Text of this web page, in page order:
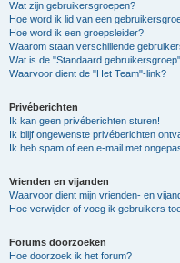
Wat zijn gebruikersgroepen?
Hoe word ik lid van een
Hoe word ik een groepsleider?
Waarom staan verschillende
Wat is de "Standaard
Waarvoor dient de "Het Team"-link?
Privéberichten
Ik kan geen privéberichten sturen!
Ik blijf ongewenste privéberichten
Ik heb spam of een e-mail met
Vrienden en vijanden
Waarvoor dient mijn vrienden- en
Hoe verwijder of voeg ik gebruikers
Forums doorzoeken
Hoe doorzoek ik het forum?